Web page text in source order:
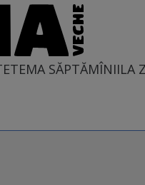
TEMA SĂPTĂMÎNIILA